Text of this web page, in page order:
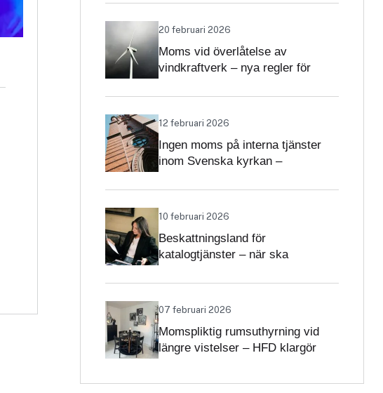
20 februari 2026
Moms vid överlåtelse av
vindkraftverk – nya regler för
12 februari 2026
Ingen moms på interna tjänster
inom Svenska kyrkan –
självständighetsbedömningen
10 februari 2026
Beskattningsland för
katalogtjänster – när ska
moms?
07 februari 2026
Momspliktig rumsuthyrning vid
längre vistelser – HFD klargör